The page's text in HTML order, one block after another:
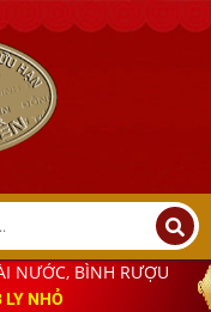
NƯỚC, BÌNH RƯỢU
LY NHỎ